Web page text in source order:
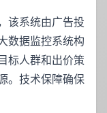
该系统由广告投
数据监控系统构
标人群和出价策
。技术保障确保